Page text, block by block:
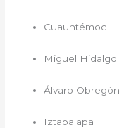
Cuauhtémoc
Miguel Hidalgo
Álvaro Obregón
Iztapalapa